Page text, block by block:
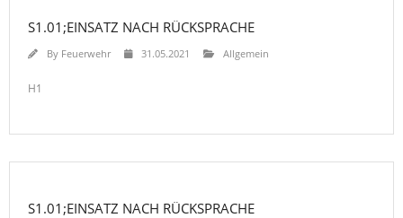
S1.01;EINSATZ NACH RÜCKSPRACHE
By Feuerwehr 31.05.2021 Allgemein
H1
S1.01;EINSATZ NACH RÜCKSPRACHE